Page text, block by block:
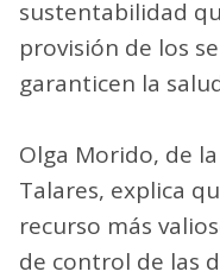
sustentabilidad
provisión de los
garanticen la
Olga Morido, de
Talares, explica
recurso más
de control de las